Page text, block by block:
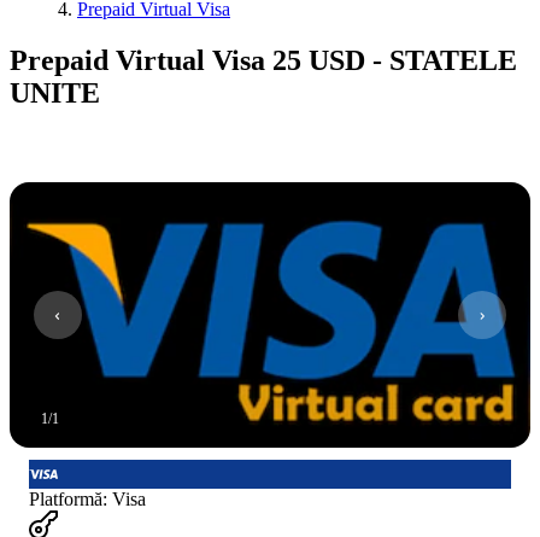
Prepaid Virtual Visa
Prepaid Virtual Visa 25 USD - STATELE
UNITE
1/1
Platformă: Visa